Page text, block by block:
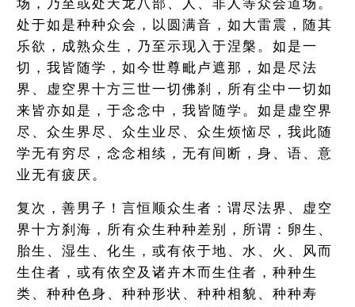
场，乃至或处天龙八部、人、非人等众会道场。
处于如是种种众会，以圆满音，如大雷震，随其
乐欲，成熟众生，乃至示现入于涅槃。如是一
切，我皆随学，如今世尊毗卢遮那，如是尽法
界、虚空界十方三世一切佛刹，所有尘中一切如
来皆亦如是，于念念中，我皆随学。如是虚空界
尽、众生界尽、众生业尽、众生烦恼尽，我此随
学无有穷尽，念念相续，无有间断，身、语、意
业无有疲厌。
复次，善男子！言恒顺众生者：谓尽法界、虚空
界十方刹海，所有众生种种差别，所谓：卵生、
胎生、湿生、化生，或有依于地、水、火、风而
生住者，或有依空及诸卉木而生住者，种种生
类、种种色身、种种形状、种种相貌、种种寿